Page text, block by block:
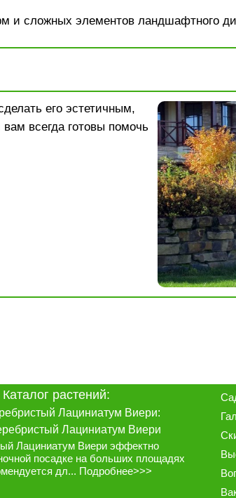
и сложных элементов ландшафтного
его эстетичным,
всегда готовы помочь
Каталог растений:
Лациниатум Виери:
Лациниатум Виери эффектно
посадке на больших площадях
дл... Подробнее>>>